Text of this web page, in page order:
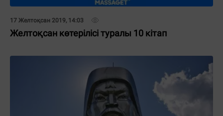
17 Желтоқсан 2019, 14:03
Желтоқсан көтерілісі туралы 10 кітап